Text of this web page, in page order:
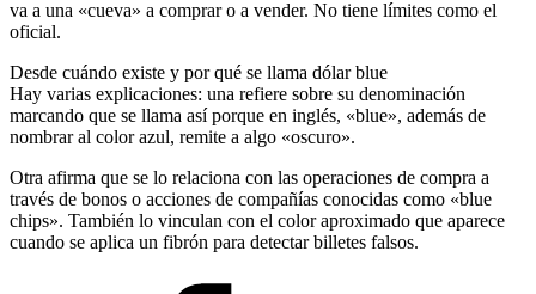
va a una «cueva» a comprar o a vender. No tiene límites como el
oficial.
Desde cuándo existe y por qué se llama dólar blue
Hay varias explicaciones: una refiere sobre su denominación
marcando que se llama así porque en inglés, «blue», además de
nombrar al color azul, remite a algo «oscuro».
Otra afirma que se lo relaciona con las operaciones de compra a
través de bonos o acciones de compañías conocidas como «blue
chips». También lo vinculan con el color aproximado que aparece
cuando se aplica un fibrón para detectar billetes falsos.